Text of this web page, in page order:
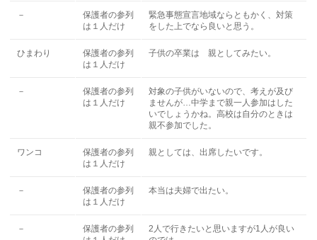
－
保護者の参列
は１人だけ
緊急事態宣言地域ならともかく、対策
をした上でなら良いと思う。
ひまわり
保護者の参列
は１人だけ
子供の卒業は 親としてみたい。
－
保護者の参列
は１人だけ
対象の子供がいないので、考えが及び
ませんが…中学まで親一人参加はした
いでしょうかね。高校は自分のときは
親不参加でした。
ワンコ
保護者の参列
は１人だけ
親としては、出席したいです。
－
保護者の参列
は１人だけ
本当は夫婦で出たい。
－
保護者の参列
2人で行きたいと思いますが1人が良い